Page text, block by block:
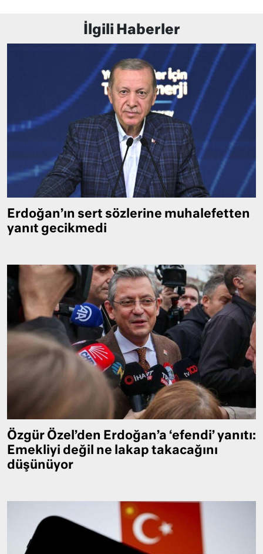
İlgili Haberler
Erdoğan’ın sert sözlerine muhalefetten
yanıt gecikmedi
Özgür Özel’den Erdoğan’a ‘efendi’ yanıtı:
Emekliyi değil ne lakap takacağını
düşünüyor